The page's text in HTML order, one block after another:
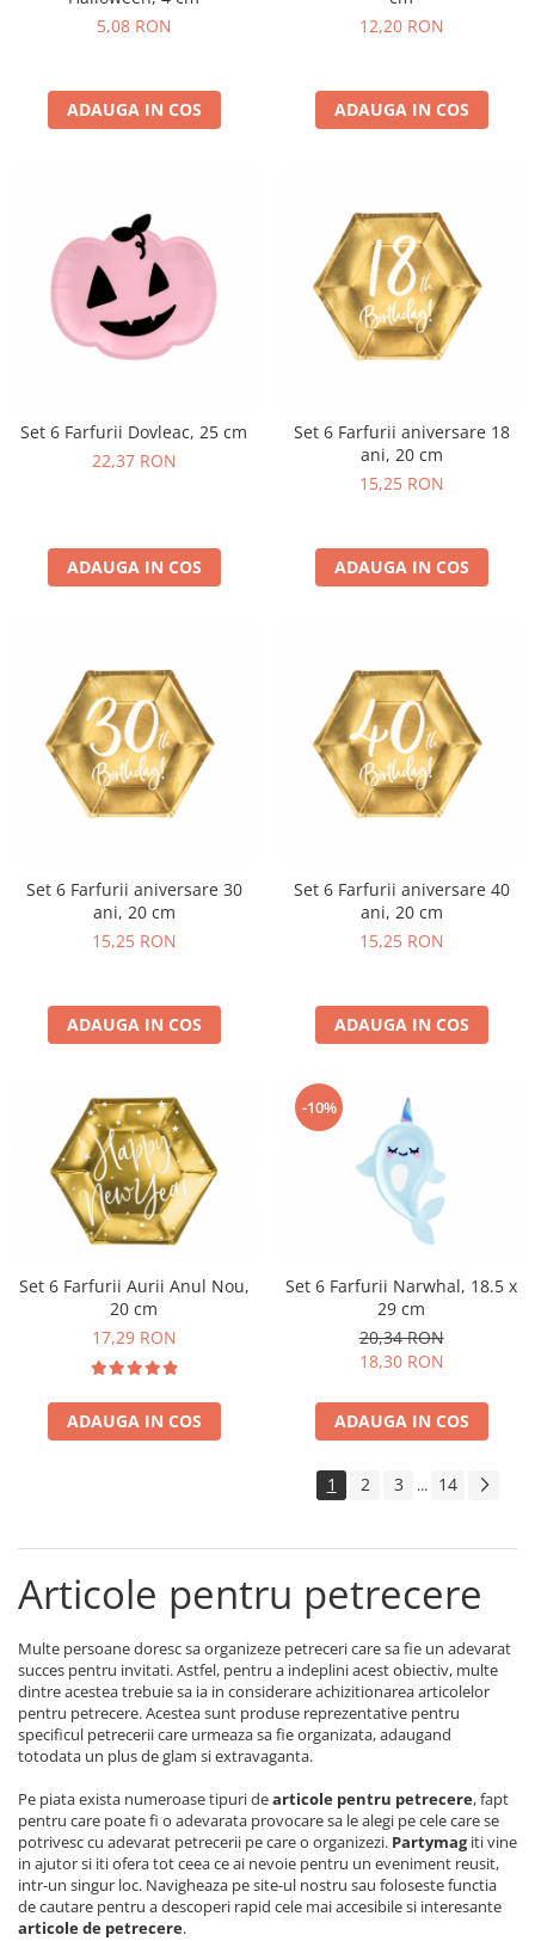
5,08 RON
ADAUGA IN COS
12,20 RON
ADAUGA IN COS
Set 6 Farfurii Dovleac, 25 cm
22,37 RON
ADAUGA IN COS
Set 6 Farfurii aniversare 18
ani, 20 cm
15,25 RON
ADAUGA IN COS
Set 6 Farfurii aniversare 30
ani, 20 cm
15,25 RON
ADAUGA IN COS
Set 6 Farfurii aniversare 40
ani, 20 cm
15,25 RON
ADAUGA IN COS
Set 6 Farfurii Aurii Anul Nou,
20 cm
17,29 RON
ADAUGA IN COS
-10%
Set 6 Farfurii Narwhal, 18.5 x
29 cm
20,34 RON
18,30 RON
ADAUGA IN COS
1 2 3 ... 14
Articole pentru petrecere
Multe persoane doresc sa organizeze petreceri care sa fie un adevarat
succes pentru invitati. Astfel, pentru a indeplini acest obiectiv, multe
dintre acestea trebuie sa ia in considerare achizitionarea articolelor
pentru petrecere. Acestea sunt produse reprezentative pentru
specificul petrecerii care urmeaza sa fie organizata, adaugand
totodata un plus de glam si extravaganta.
Pe piata exista numeroase tipuri dearticole pentru petrecere, fapt
pentru care poate fi o adevarata provocare sa le alegi pe cele care se
potrivesc cu adevarat petrecerii pe care o organizezi. Partymagiti vine
in ajutor si iti ofera tot ceea ce ai nevoie pentru un eveniment reusit,
intr-un singur loc. Navigheaza pe site-ul nostru sau foloseste functia
de cautare pentru a descoperi rapid cele mai accesibile si interesante
articole de petrecere.